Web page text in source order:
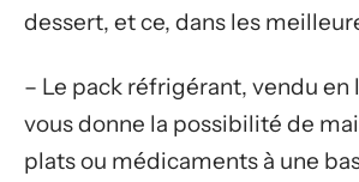
dessert, et ce, dans les
– Le pack réfrigérant, vendu en
vous donne la possibilité de
plats ou médicaments à une